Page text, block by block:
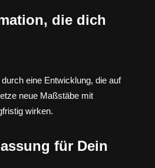
die dich
eine Entwicklung, die auf
neue Maßstäbe mit
wirken.
für Dein